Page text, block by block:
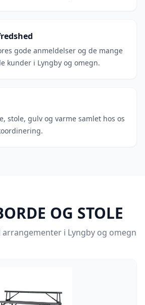
gode anmeldelser og de mange
kunder i Lyngby og omegn.
stole, gulv og varme samlet hos os
OG STOLE
i Lyngby og omegn